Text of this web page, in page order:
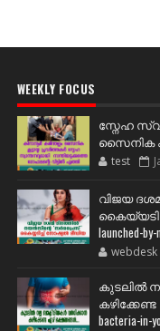
WEEKLY FOCUS
സ്നേഹ
സൈനിക
test
വിജയ
launched-
webdesk
കുടലിൽ
കഴിക്കേണ്ട
bacteria-in-